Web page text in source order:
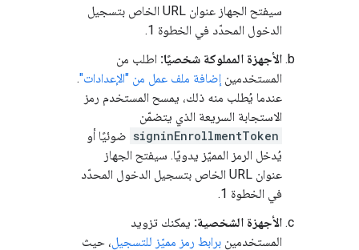
سيفتح الجهاز عنوان URL الخاص بتسجيل
الدخول المحدّد في الخطوة 1.
الأجهزة المملوكة شخصيًا: اطلب من
المستخدمين إضافة ملف عمل من "الإعدادات".
عندما يُطلب منه ذلك، يمسح المستخدم رمز
الاستجابة السريعة الذي يتضمّن
signinEnrollmentToken ضوئيًا أو
يُدخل الرمز المميّز يدويًا. سيفتح الجهاز
عنوان URL الخاص بتسجيل الدخول المحدّد
في الخطوة 1.
الأجهزة الشخصية: يمكنك تزويد
المستخدمين برابط رمز مميّز للتسجيل، حيث